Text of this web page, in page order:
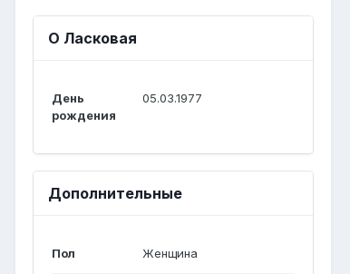
О Ласковая
День
рождения
05.03.1977
Дополнительные
Пол Женщина